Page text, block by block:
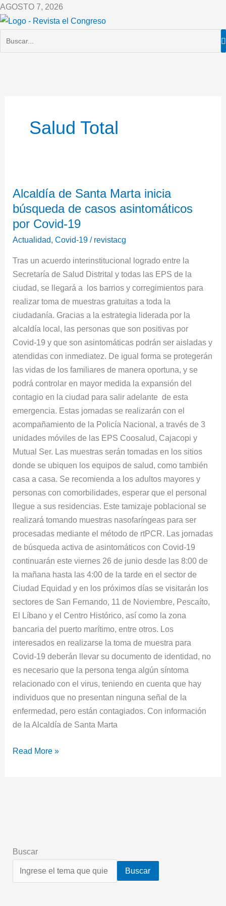
Ir
al
AGOSTO 7, 2026
Salud Total
Alcaldía de Santa Marta inicia
búsqueda de casos asintomáticos
por Covid-19
Actualidad,Covid-19 / revistacg
Tras un acuerdo interinstitucional logrado entre la
Secretaría de Salud Distrital y todas las EPS de la
ciudad, se llegará a los barrios y corregimientos para
realizar toma de muestras gratuitas a toda la
ciudadanía. Gracias a la estrategia liderada por la
alcaldía local, las personas que son positivas por
Covid-19 y que son asintomáticas podrán ser aisladas y
atendidas con inmediatez. De igual forma se protegerán
las vidas de los familiares de manera oportuna, y se
podrá controlar en mayor medida la expansión del
contagio en la ciudad para salir adelante de esta
emergencia. Estas jornadas se realizarán con el
acompañamiento de la Policía Nacional, a través de 3
unidades móviles de las EPS Coosalud, Cajacopi y
Mutual Ser. Las muestras serán tomadas en los sitios
donde se ubiquen los equipos de salud, como también
casa a casa. Se recomienda a los adultos mayores y
personas con comorbilidades, esperar que el personal
llegue a sus residencias. Este tamizaje poblacional se
realizará tomando muestras nasofaríngeas para ser
procesadas mediante el método de rtPCR. Las jornadas
de búsqueda activa de asintomáticos con Covid-19
continuarán este viernes 26 de junio desde las 8:00 de
la mañana hasta las 4:00 de la tarde en el sector de
Ciudad Equidad y en los próximos días se visitarán los
sectores de San Fernando, 11 de Noviembre, Pescaíto,
El Líbano y el Centro Histórico, así como la zona
bancaria del puerto marítimo, entre otros. Los
interesados en realizarse la toma de muestra para
Covid-19 deberán llevar su documento de identidad, no
es necesario que la persona tenga algún síntoma
relacionado con el virus, teniendo en cuenta que hay
individuos que no presentan ninguna señal de la
enfermedad, pero están contagiados. Con información
de la Alcaldía de Santa Marta
de
Santa
Marta
inicia
de
casos
asintomáticos
por
Covid-
19
Read More »
Buscar
Buscar